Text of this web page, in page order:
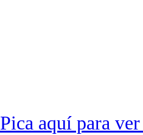
Pica aquí para